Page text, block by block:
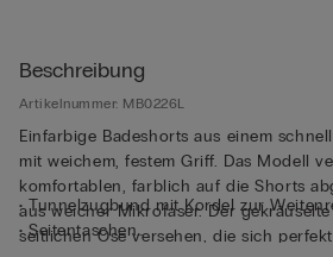
Beschreibung
Artikelnummer: MB0226L
Einfarbige Badeshorts aus einem
mit weichem, festem Griff. Das Modell
komfortablen, farblich auf die Shorts
aus weicher Mikrofaser. Der
seitlichen Öse versehen, die sich
• Tunnelzugbund mit Kordel zur
• Seitentaschen